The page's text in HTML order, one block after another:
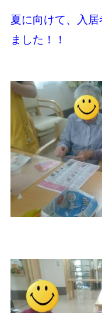
夏に向けて、入
ました！！